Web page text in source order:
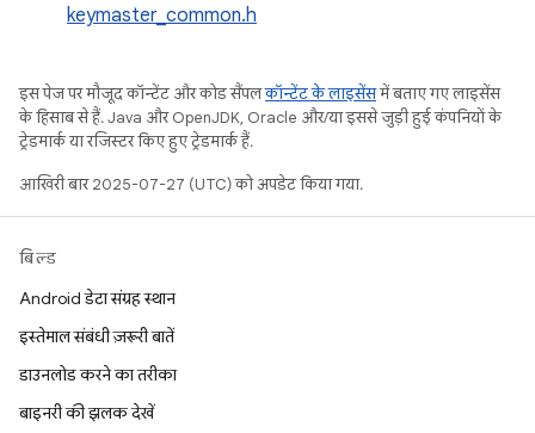
keymaster_common.h
इस पेज पर मौजूद कॉन्टेंट और कोड सैंपलकॉन्टेंट के लाइसेंसमें बताए गए लाइसेंस
के हिसाब से हैं. Java और OpenJDK, Oracle और/या इससे जुड़ी हुई कंपनियों के
ट्रेडमार्क या रजिस्टर किए हुए ट्रेडमार्क हैं.
आखिरी बार 2025-07-27 (UTC) को अपडेट किया गया.
बिल्ड
Android डेटा संग्रह स्थान
इस्तेमाल संबंधी ज़रूरी बातें
डाउनलोड करने का तरीका
बाइनरी की झलक देखें